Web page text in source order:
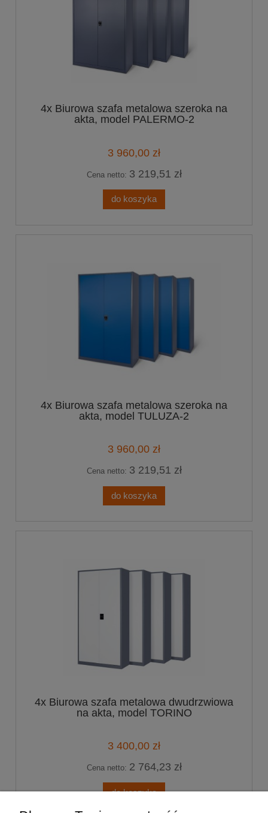
4x Biurowa szafa metalowa szeroka na
akta, model PALERMO-2
3 960,00 zł
Cena netto: 3 219,51 zł
do koszyka
4x Biurowa szafa metalowa szeroka na
akta, model TULUZA-2
3 960,00 zł
Cena netto: 3 219,51 zł
do koszyka
4x Biurowa szafa metalowa dwudrzwiowa
na akta, model TORINO
3 400,00 zł
Cena netto: 2 764,23 zł
do koszyka